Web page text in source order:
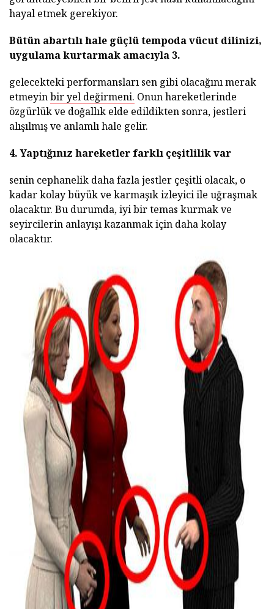
hayal etmek gerekiyor.
Bütün abartılı hale güçlü tempoda vücut dilinizi,
uygulama kurtarmak amacıyla 3.
gelecekteki performansları sen gibi olacağını merak
etmeyinbir yel değirmeni. Onun hareketlerinde
özgürlük ve doğallık elde edildikten sonra, jestleri
alışılmış ve anlamlı hale gelir.
4. Yaptığınız hareketler farklı çeşitlilik var
senin cephanelik daha fazla jestler çeşitli olacak, o
kadar kolay büyük ve karmaşık izleyici ile uğraşmak
olacaktır. Bu durumda, iyi bir temas kurmak ve
seyircilerin anlayışı kazanmak için daha kolay
olacaktır.